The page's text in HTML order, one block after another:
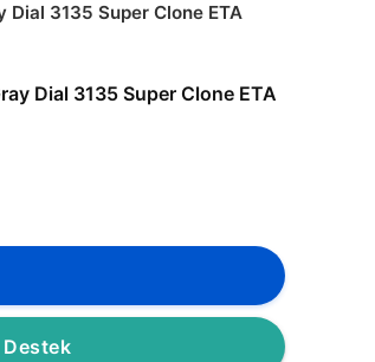
3135 Super Clone ETA
Dial 3135 Super Clone ETA
Destek